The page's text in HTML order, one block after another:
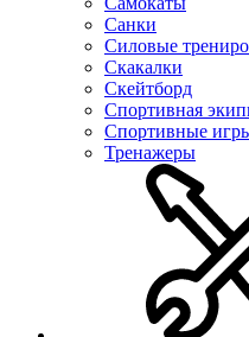
Санки
Силовые
Скакалки
Скейтборд
Спортивная
Спортивные
Тренажеры